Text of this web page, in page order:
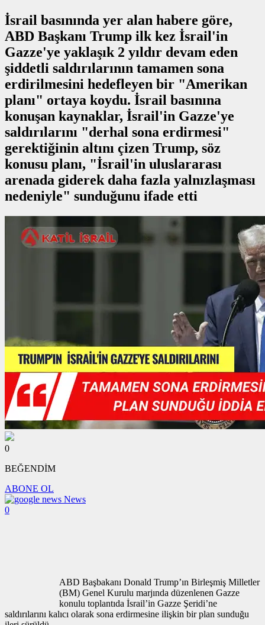
İsrail basınında yer alan habere göre,
ABD Başkanı Trump ilk kez İsrail'in
Gazze'ye yaklaşık 2 yıldır devam eden
şiddetli saldırılarının tamamen sona
erdirilmesini hedefleyen bir "Amerikan
planı" ortaya koydu. İsrail basınına
konuşan kaynaklar, İsrail'in Gazze'ye
saldırılarını "derhal sona erdirmesi"
gerektiğinin altını çizen Trump, söz
konusu planı, "İsrail'in uluslararası
arenada giderek daha fazla yalnızlaşması
nedeniyle" sunduğunu ifade etti
0
BEĞENDİM
ABONE OL
News
0
ABD Başbakanı Donald Trump’ın Birleşmiş Milletler
(BM) Genel Kurulu marjında düzenlenen Gazze
konulu toplantıda İsrail’in Gazze Şeridi’ne
saldırılarını kalıcı olarak sona erdirmesine ilişkin bir plan sunduğu